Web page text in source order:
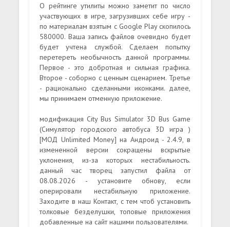
О рейтинге утилиты можно заметит по число
участвующих в игре, загрузивших себе игру -
по материалам взятым с Google Play скопилось
580000. Ваша запись файлов очевидно будет
будет учтена службой. Сделаем попытку
перетереть необычность данной программы.
Первое - это добротная и сильная графика.
Второе - соборно с ценным сценарием. Третье
- рационально сделанными иконками. далее,
мы принимаем отменную приложение.
модификация City Bus Simulator 3D Bus Game
(Симулятор городского автобуса 3D игра )
[МОД Unlimited Money] на Андроид - 2.4.9, в
измененной версии сокращены вскрытые
уклонения, из-за которых нестабильность.
данный час творец запустил файла от
08.08.2026 - установите обнову, если
оперировали нестабильную приложение.
Заходите в наш Контакт, с тем чтоб установить
толковые безделушки, топовые приложения
добавленные на сайт нашими пользователями.